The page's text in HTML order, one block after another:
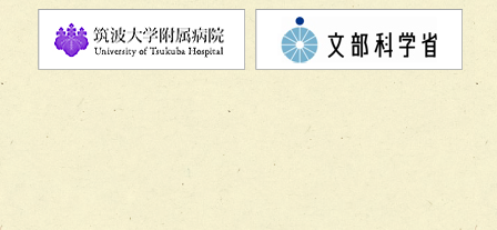
ユニット３ 多職種連携力
他職種の視点とスキルを学び、相互理解と連携を深める
チーム04【口腔ケアチーム】
チーム05【せん妄対策チーム】
チーム06【外来化学療法チーム】
チーム08【地域関係機関と連携した小児リハビリテーショ
チーム】